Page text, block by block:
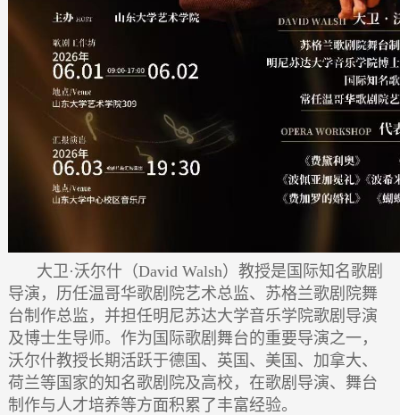
大卫·沃尔什（David Walsh）教授是国际知名歌剧
导演，历任温哥华歌剧院艺术总监、苏格兰歌剧院舞
台制作总监，并担任明尼苏达大学音乐学院歌剧导演
及博士生导师。作为国际歌剧舞台的重要导演之一，
沃尔什教授长期活跃于德国、英国、美国、加拿大、
荷兰等国家的知名歌剧院及高校，在歌剧导演、舞台
制作与人才培养等方面积累了丰富经验。